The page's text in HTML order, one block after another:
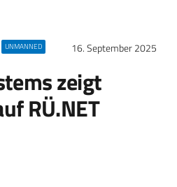
UNMANNED 16. September 2025
zeigt
RÜ.NET